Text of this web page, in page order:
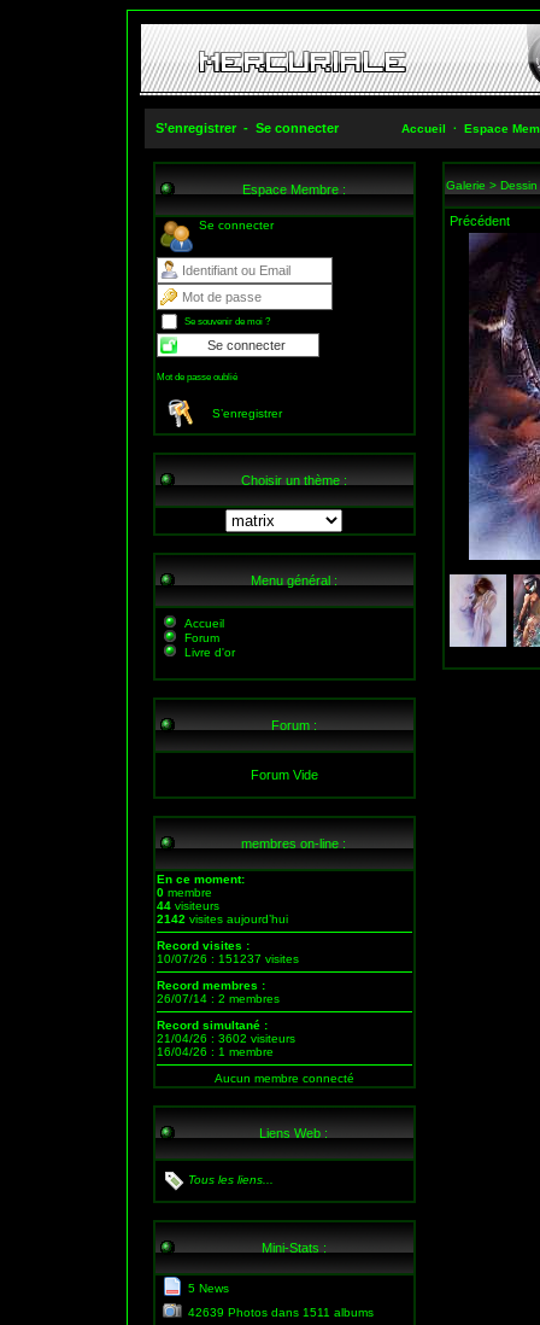
S’enregistrer- Se connecter Accueil · Espace
Espace Membre :
Se connecter
Se souvenir de moi ?
Mot de passe oublié
S’enregistrer
Choisir un thème :
Menu général :
Accueil
Forum
Livre d'or
Forum :
Forum Vide
membres on-line :
En ce moment:
0membre
44visiteurs
2142 visites aujourd’hui
Record visites :
10/07/26 : 151237 visites
Record membres :
26/07/14 : 2 membres
Record simultané :
21/04/26 : 3602 visiteurs
16/04/26 : 1 membre
Aucun membre connecté
Liens Web :
Tous les liens...
Mini-Stats :
5 News
42639 Photos dans 1511 albums
Galerie > Dessin
Précédent